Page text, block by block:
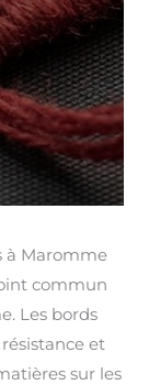
à Maromme
commun
Les bords
et
sur les